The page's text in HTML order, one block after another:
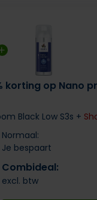
korting op Nano
Black Low S3s +
Normaal:
Je bespaart
Combideal:
excl. btw